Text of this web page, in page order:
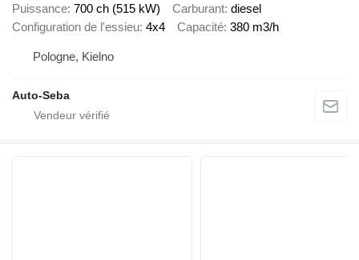
Puissance 700 ch (515 kW) Carburant diesel
Configuration de l'essieu 4x4 Capacité 380 m3/h
Pologne, Kielno
Auto-Seba